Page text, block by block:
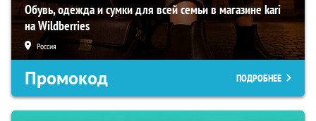
Обувь, одежда и сумки для всей семьи в магазине kari
на Wildberries
Россия
Промокод ПОДРОБНЕЕ